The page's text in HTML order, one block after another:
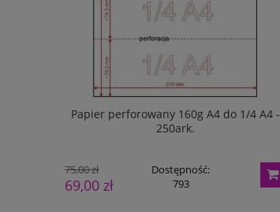
Papier perforowany 160g A4 do 1/4 A4 -
250ark.
75,00 zł
69,00 zł
Dostępność:
793